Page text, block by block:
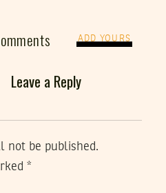
ADD YOURS
Leave a Reply
not be published.
*